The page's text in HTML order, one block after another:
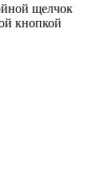
щелчок
кнопкой